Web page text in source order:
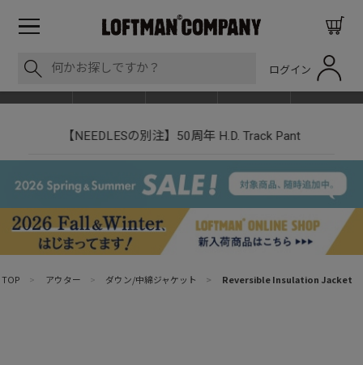
ログイン
【NEEDLESの別注】50周年 H.D. Track Pant
TOP > アウター > ダウン/中綿ジャケット > Reversible Insulation Jacket